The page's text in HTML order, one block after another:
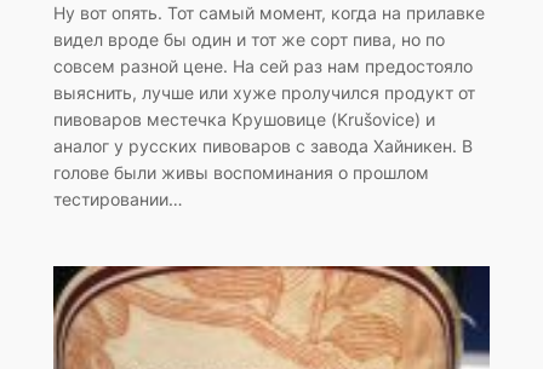
Ну вот опять. Тот самый момент, когда на прилавке
видел вроде бы один и тот же сорт пива, но по
совсем разной цене. На сей раз нам предостояло
выяснить, лучше или хуже пролучился продукт от
пивоваров местечка Крушовице (Krušovice) и
аналог у русских пивоваров с завода Хайникен. В
голове были живы воспоминания о прошлом
тестировании…